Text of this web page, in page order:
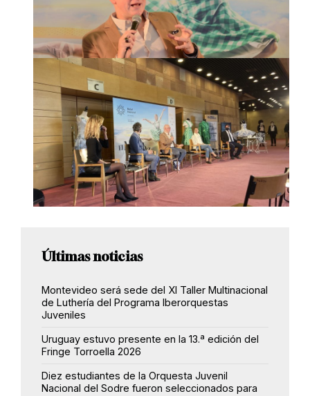
Últimas noticias
Montevideo será sede del XI Taller Multinacional
de Luthería del Programa Iberorquestas
Juveniles
Uruguay estuvo presente en la 13.ª edición del
Fringe Torroella 2026
Diez estudiantes de la Orquesta Juvenil
Nacional del Sodre fueron seleccionados para